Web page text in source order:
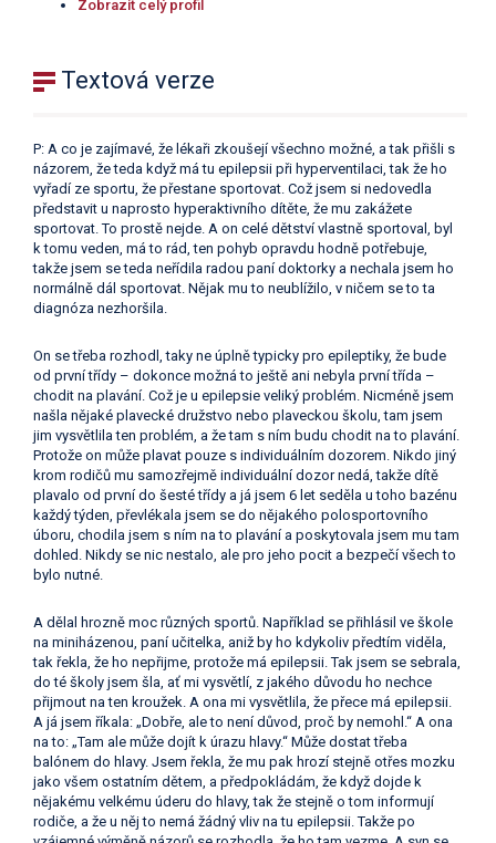
Zobrazit celý profil
Textová verze
P: A co je zajímavé, že lékaři zkoušejí všechno možné, a tak přišli s
názorem, že teda když má tu epilepsii při hyperventilaci, tak že ho
vyřadí ze sportu, že přestane sportovat. Což jsem si nedovedla
představit u naprosto hyperaktivního dítěte, že mu zakážete
sportovat. To prostě nejde. A on celé dětství vlastně sportoval, byl
k tomu veden, má to rád, ten pohyb opravdu hodně potřebuje,
takže jsem se teda neřídila radou paní doktorky a nechala jsem ho
normálně dál sportovat. Nějak mu to neublížilo, v ničem se to ta
diagnóza nezhoršila.
On se třeba rozhodl, taky ne úplně typicky pro epileptiky, že bude
od první třídy – dokonce možná to ještě ani nebyla první třída –
chodit na plavání. Což je u epilepsie veliký problém. Nicméně jsem
našla nějaké plavecké družstvo nebo plaveckou školu, tam jsem
jim vysvětlila ten problém, a že tam s ním budu chodit na to plavání.
Protože on může plavat pouze s individuálním dozorem. Nikdo jiný
krom rodičů mu samozřejmě individuální dozor nedá, takže dítě
plavalo od první do šesté třídy a já jsem 6 let seděla u toho bazénu
každý týden, převlékala jsem se do nějakého polosportovního
úboru, chodila jsem s ním na to plavání a poskytovala jsem mu tam
dohled. Nikdy se nic nestalo, ale pro jeho pocit a bezpečí všech to
bylo nutné.
A dělal hrozně moc různých sportů. Například se přihlásil ve škole
na miniházenou, paní učitelka, aniž by ho kdykoliv předtím viděla,
tak řekla, že ho nepřijme, protože má epilepsii. Tak jsem se sebrala,
do té školy jsem šla, ať mi vysvětlí, z jakého důvodu ho nechce
přijmout na ten kroužek. A ona mi vysvětlila, že přece má epilepsii.
A já jsem říkala: „Dobře, ale to není důvod, proč by nemohl.“ A ona
na to: „Tam ale může dojít k úrazu hlavy.“ Může dostat třeba
balónem do hlavy. Jsem řekla, že mu pak hrozí stejně otřes mozku
jako všem ostatním dětem, a předpokládám, že když dojde k
nějakému velkému úderu do hlavy, tak že stejně o tom informují
rodiče, a že u něj to nemá žádný vliv na tu epilepsii. Takže po